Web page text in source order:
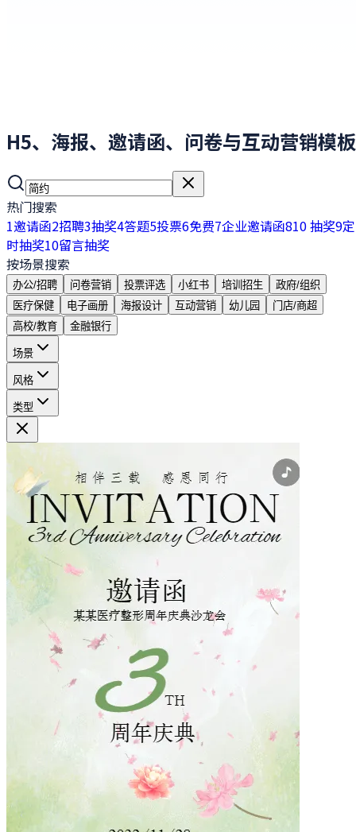
H5、海报、邀请函、问卷与互动营销模板
热门搜索
1邀请函2招聘3抽奖4答题5投票6免费7企业邀请函810 抽奖9定
时抽奖10留言抽奖
按场景搜索
办公/招聘 问卷营销 投票评选 小红书 培训招生
政府/组织
医疗保健
电子画册 海报设计 互动营销 幼儿园
门店/商超
高校/教育
金融银行
场景
风格
类型